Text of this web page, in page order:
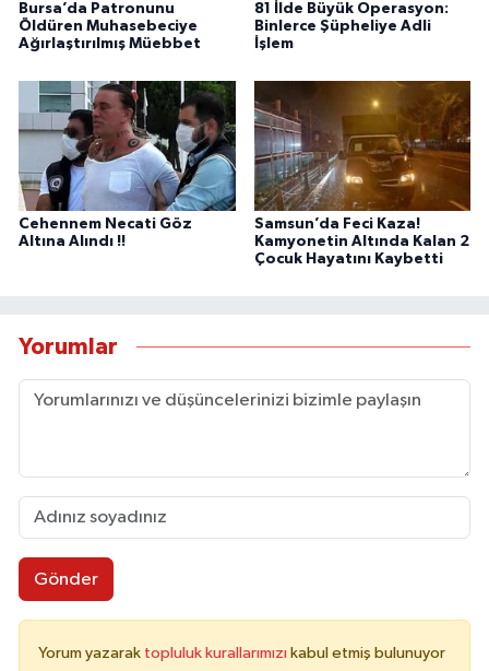
Bursa’da Patronunu
Öldüren Muhasebeciye
Ağırlaştırılmış Müebbet
81 İlde Büyük Operasyon:
Binlerce Şüpheliye Adli
İşlem
Cehennem Necati Göz
Altına Alındı !!
Samsun’da Feci Kaza!
Kamyonetin Altında Kalan 2
Çocuk Hayatını Kaybetti
Yorumlar
Gönder
Yorum yazarak topluluk kurallarımızı kabul etmiş bulunuyor